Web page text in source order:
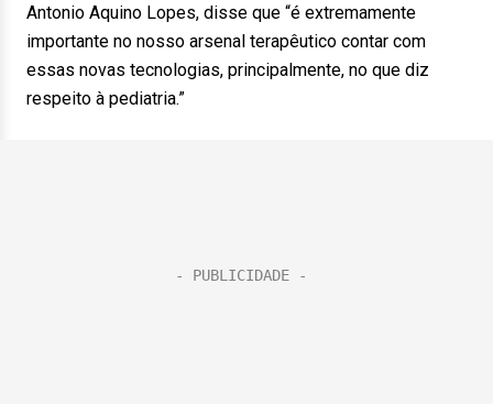
Antonio Aquino Lopes, disse que “é extremamente
importante no nosso arsenal terapêutico contar com
essas novas tecnologias, principalmente, no que diz
respeito à pediatria.”